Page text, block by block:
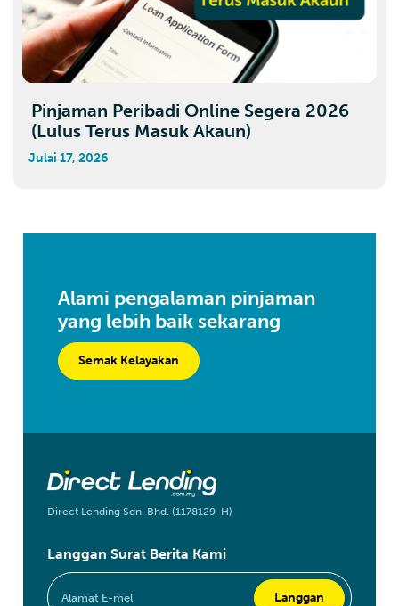
Julai 17, 2026
Pinjaman Peribadi Online Segera 2026
(Lulus Terus Masuk Akaun)
Alami pengalaman pinjaman
yang lebih baik sekarang
Semak Kelayakan
Direct Lending Sdn. Bhd. (1178129-H)
Langgan Surat Berita Kami